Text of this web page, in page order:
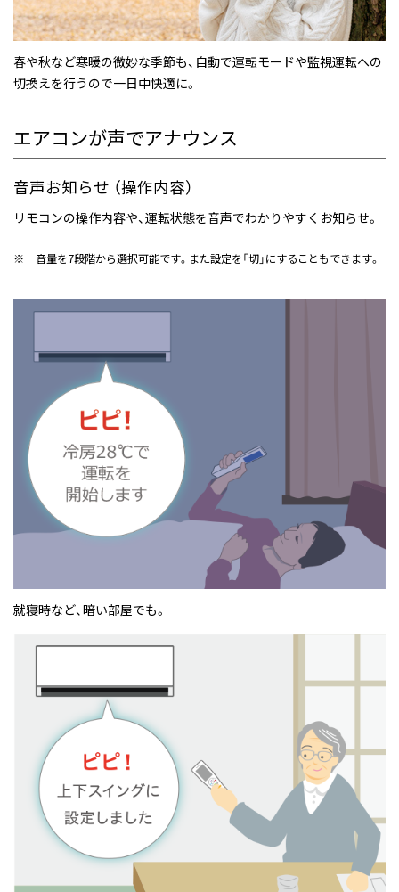
春や秋など寒暖の微妙な季節も、自動で運転モードや監視運転への
切換えを行うので一日中快適に。
エアコンが声でアナウンス
音声お知らせ （操作内容）
リモコンの操作内容や、運転状態を音声でわかりやすくお知らせ。
※ 音量を7段階から選択可能です。また設定を「切」にすることもできます。
就寝時など、暗い部屋でも。